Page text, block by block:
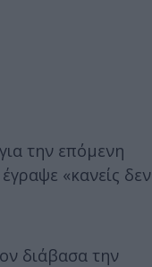
την επόμενη
«κανείς δεν
διάβασα την